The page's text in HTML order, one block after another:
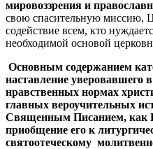
мировоззрения и
свою спасительную миссию,
содействие всем, кто
необходимой основой
Основным содержанием
наставление уверовавшего
нравственных нормах
главных вероучительных
Священным Писанием, как
приобщение его к
святоотеческому